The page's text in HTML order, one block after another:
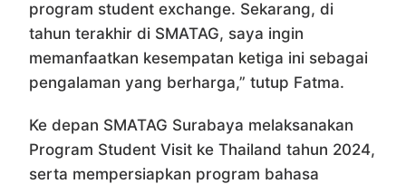
program student exchange. Sekarang, di
tahun terakhir di SMATAG, saya ingin
memanfaatkan kesempatan ketiga ini sebagai
pengalaman yang berharga,” tutup Fatma.
Ke depan SMATAG Surabaya melaksanakan
Program Student Visit ke Thailand tahun 2024,
serta mempersiapkan program bahasa